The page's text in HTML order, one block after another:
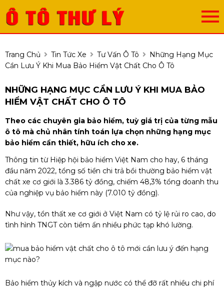
Trang Chủ Tin Tức Xe Tư Vấn Ô Tô
Những Hạng Mục
Cần Lưu Ý Khi Mua Bảo Hiểm Vật Chất Cho Ô Tô
NHỮNG HẠNG MỤC CẦN LƯU Ý KHI MUA BẢO
HIỂM VẬT CHẤT CHO Ô TÔ
Theo các chuyên gia bảo hiểm, tuỳ giá trị của từng mẫu
ô tô mà chủ nhân tính toán lựa chọn những hạng mục
bảo hiểm cần thiết, hữu ích cho xe.
Thông tin từ Hiệp hội bảo hiểm Việt Nam cho hay, 6 tháng
đầu năm 2022, tổng số tiền chi trả bồi thường bảo hiểm vật
chất xe cơ giới là 3.386 tỷ đồng, chiếm 48,3% tổng doanh thu
của nghiệp vụ bảo hiểm này (7.010 tỷ đồng).
Như vậy, tổn thất xe cơ giới ở Việt Nam có tỷ lệ rủi ro cao, do
tình hình TNGT còn tiềm ẩn nhiều phức tạp khó lường.
Bảo hiểm thủy kích và ngập nước có thể đỡ rất nhiều chi phí